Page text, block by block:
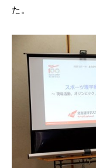
た。